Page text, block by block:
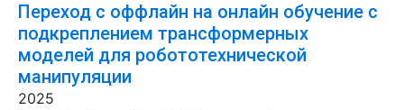
Переход с оффлайн на онлайн обучение с
подкреплением трансформерных
моделей для робототехнической
манипуляции
2025